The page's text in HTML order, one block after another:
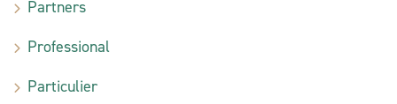
Partners
Professional
Particulier